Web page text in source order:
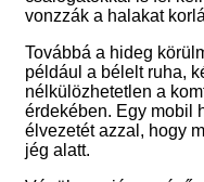
vonzzák a halakat
Továbbá a hideg
például a bélelt ruha,
nélkülözhetetlen a
érdekében. Egy mobil
élvezetét azzal, hogy
jég alatt.